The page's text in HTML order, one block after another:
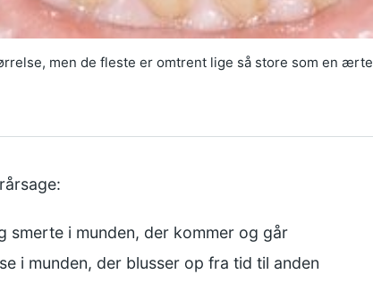
men de fleste er omtrent lige så store som en ærte
smerte i munden, der kommer og går
i munden, der blusser op fra tid til anden